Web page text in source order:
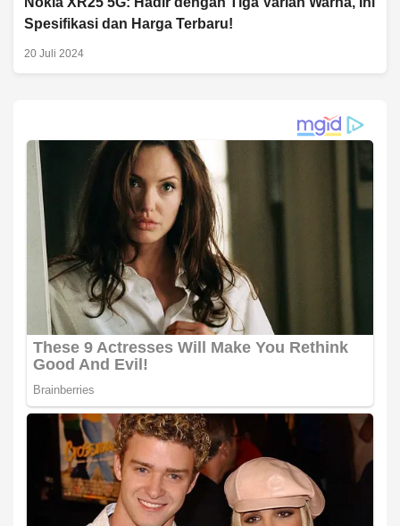
Spesifikasi dan Harga Terbaru!
20 Juli 2024